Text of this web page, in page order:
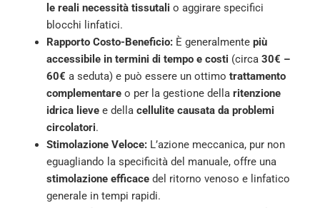
le reali necessità tissutali o aggirare specifici
blocchi linfatici.
Rapporto Costo-Beneficio: È generalmente più
accessibile in termini di tempo e costi (circa 30€ –
60€ a seduta) e può essere un ottimo trattamento
complementare o per la gestione della ritenzione
idrica lieve e della cellulite causata da problemi
circolatori.
Stimolazione Veloce: L’azione meccanica, pur non
eguagliando la specificità del manuale, offre una
stimolazione efficace del ritorno venoso e linfatico
generale in tempi rapidi.